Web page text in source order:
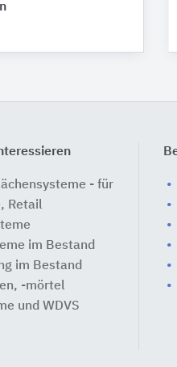
- für
Retail
im Bestand
im Bestand
-mörtel
und WDVS